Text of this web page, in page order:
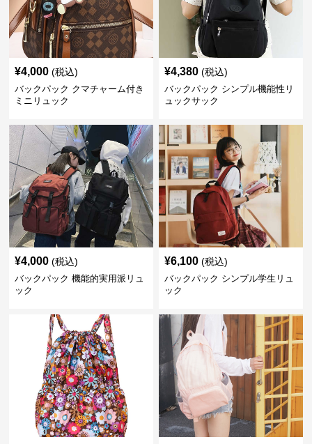
¥4,000 (税込)
バックパック クマチャーム付き
ミニリュック
¥4,380 (税込)
バックパック シンプル機能性リ
ュックサック
¥4,000 (税込)
バックパック 機能的実用派リュ
ック
¥6,100 (税込)
バックパック シンプル学生リュ
ック